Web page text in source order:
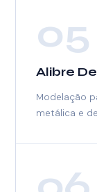
05
Alibre
Modelação
metálica e